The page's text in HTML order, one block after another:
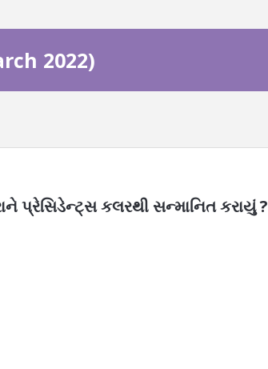
2022)
પ્રેસિડેન્ટ્સ કલરથી સન્માનિત કરાયું ?